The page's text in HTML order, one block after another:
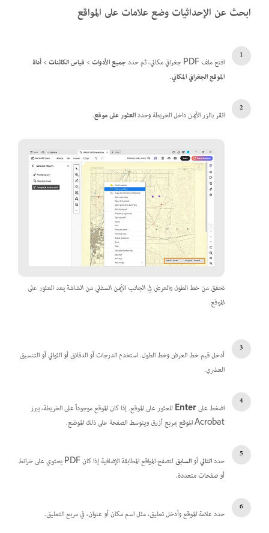
ابحث عن الإحداثيات وضع علامات على المواقع
افتح ملف PDF جغرافي مكاني، ثم حدد جميع الأدوات>قياس الكائنات>أداة
الموقع الجغرافي المكاني.
انقر بالزر الأيمن داخل الخريطة وحددالعثور على موقع.
تحقق من خط الطول والعرض في الجانب الأيمن السفلي من الشاشة بعد العثور على
الموقع.
أدخل قيم خط العرض وخط الطول. استخدم الدرجات أو الدقائق أو الثواني أو التنسيق
العشري.
اضغط علىEnterللعثور على الموقع. إذا كان الموقع موجوداً على الخريطة، يبرز
Acrobat الموقع بمربع أزرق ويتوسط الصفحة على ذلك الموضع.
حددالتاليأوالسابق
لتصفح المواقع المطابقة الإضافية إذا كان PDF يحتوي على خرائط
أو صفحات متعددة.
حدد علامة الموقع وأدخل تعليق، مثل اسم مكان أو عنوان، في مربع التعليق.